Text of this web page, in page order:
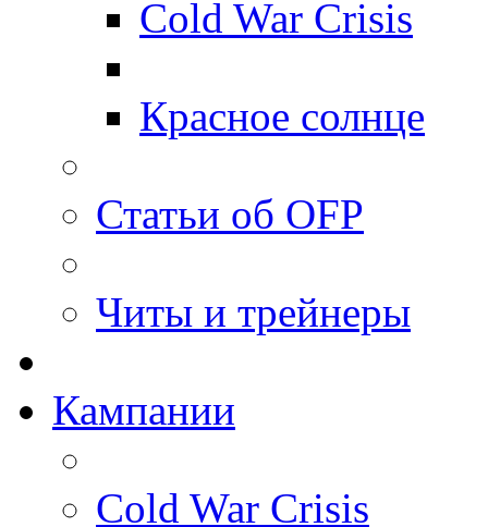
Cold War Crisis
Красное солнце
Статьи об OFP
Читы и трейнеры
Кампании
Cold War Crisis